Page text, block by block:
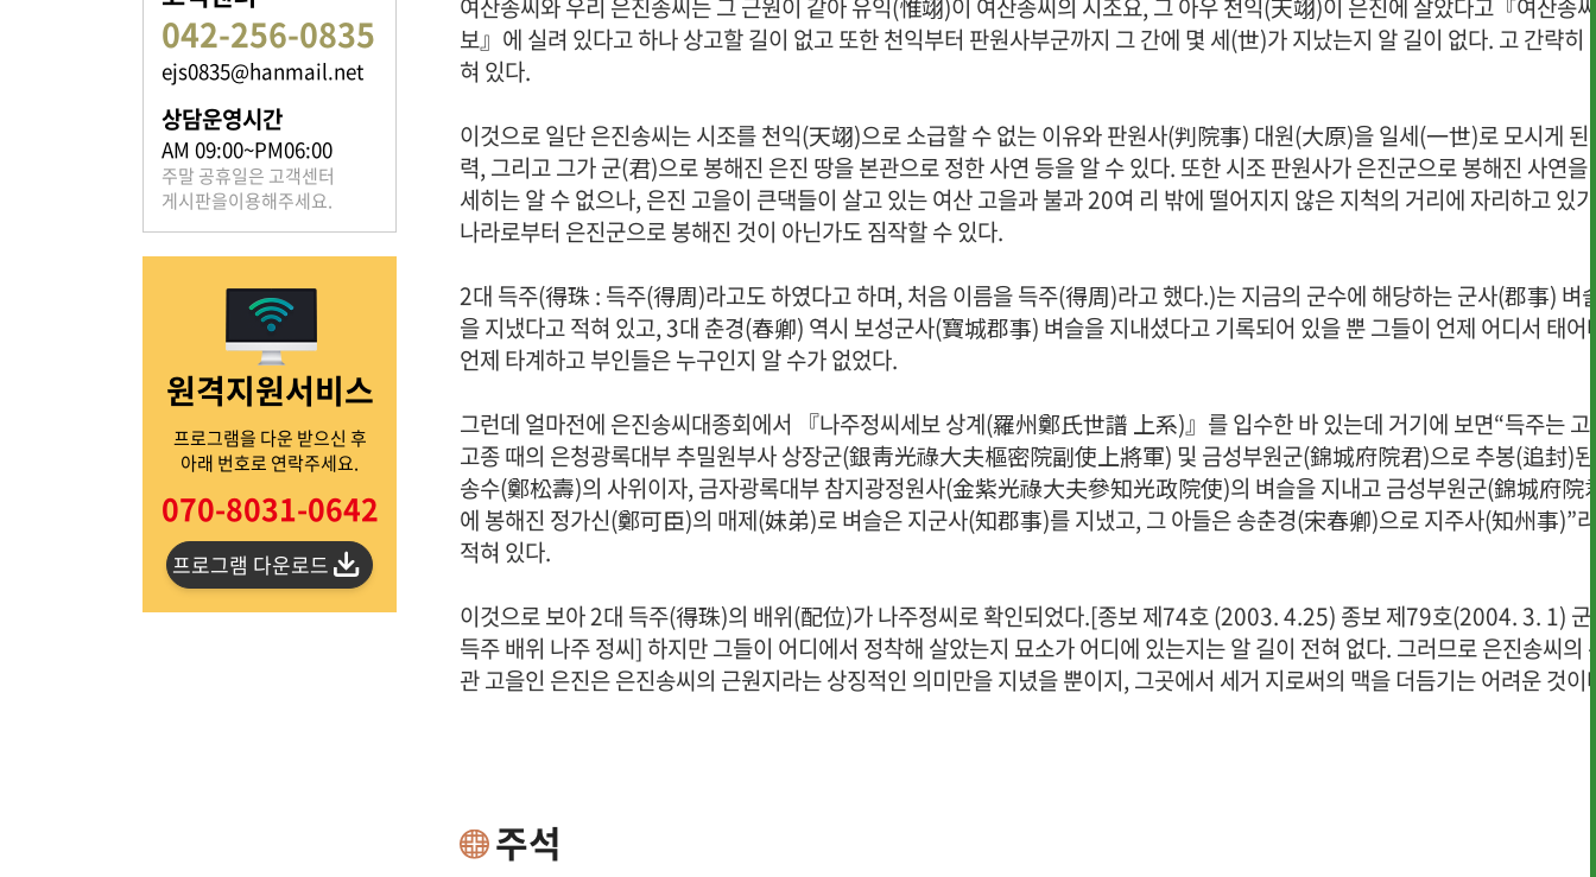
열린마당
은진송씨의 전달 사항을
· 공지사항
· 묻고답하기
· 행사일정
· 개인정보처리방침
· 행사사진 · 개선의견 제
042-256-0835
ejs0835@hanmail.net
상담운영시간
AM 09:00~PM06:00
주말 공휴일은 고객센터
게시판을이용해주세요.
원격지원서비스
프로그램을 다운 받으신 후
아래 번호로 연락주세요.
070-8031-0642
프로그램 다운로드
보』에 실려 있다고 하나 상고할 길이 없고 또한 천익부터 판원사부군까지 그 간에 몇 세(世)가 지났는지 알 길이 없다. 고 간략히
혀 있다.
이것으로 일단 은진송씨는 시조를 천익(天翊)으로 소급할 수 없는 이유와 판원사(判院事) 대원(大原)을 일세(一世)로 모시게 된
력, 그리고 그가 군(君)으로 봉해진 은진 땅을 본관으로 정한 사연 등을 알 수 있다. 또한 시조 판원사가 은진군으로 봉해진 사연을
세히는 알 수 없으나, 은진 고을이 큰댁들이 살고 있는 여산 고을과 불과 20여 리 밖에 떨어지지 않은 지척의 거리에 자리하고 있
나라로부터 은진군으로 봉해진 것이 아닌가도 짐작할 수 있다.
2대 득주(得珠 : 득주(得周)라고도 하였다고 하며, 처음 이름을 득주(得周)라고 했다.)는 지금의 군수에 해당하는 군사(郡事) 벼
을 지냈다고 적혀 있고, 3대 춘경(春卿) 역시 보성군사(寶城郡事) 벼슬을 지내셨다고 기록되어 있을 뿐 그들이 언제 어디서 태어
언제 타계하고 부인들은 누구인지 알 수가 없었다.
그런데 얼마전에 은진송씨대종회에서 『나주정씨세보 상계(羅州鄭氏世譜 上系)』를 입수한 바 있는데 거기에 보면“득주는 고
고종 때의 은청광록대부 추밀원부사 상장군(銀靑光祿大夫樞密院副使上將軍) 및 금성부원군(錦城府院君)으로 추봉(追封)
송수(鄭松壽)의 사위이자, 금자광록대부 참지광정원사(金紫光祿大夫參知光政院使)의 벼슬을 지내고 금성부원군(錦城府院
에 봉해진 정가신(鄭可臣)의 매제(妹弟)로 벼슬은 지군사(知郡事)를 지냈고, 그 아들은 송춘경(宋春卿)으로 지주사(知州事)”
적혀 있다.
이것으로 보아 2대 득주(得珠)의 배위(配位)가 나주정씨로 확인되었다.[종보 제74호 (2003. 4.25) 종보 제79호(2004. 3. 1)
득주 배위 나주 정씨] 하지만 그들이 어디에서 정착해 살았는지 묘소가 어디에 있는지는 알 길이 전혀 없다. 그러므로 은진송씨의
관 고을인 은진은 은진송씨의 근원지라는 상징적인 의미만을 지녔을 뿐이지, 그곳에서 세거 지로써의 맥을 더듬기는 어려운 것이
주석